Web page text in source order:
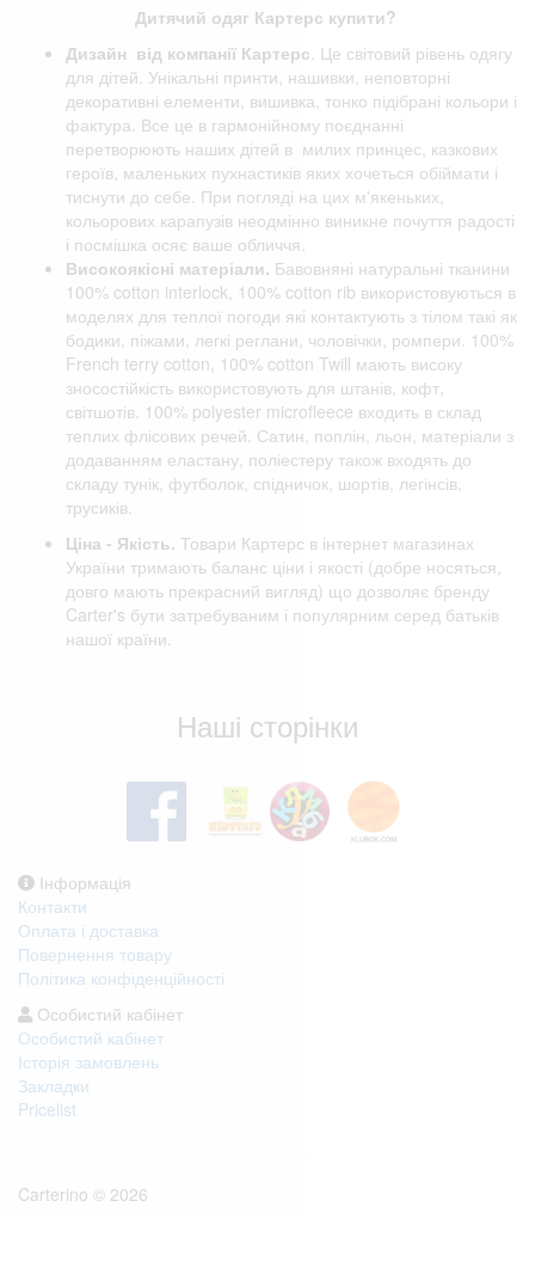
Дитячий одяг Картерс купити?
Дизайн від компанії Картерс . Це світовий рівень одягу
для дітей. Унікальні принти, нашивки, неповторні
декоративні елементи, вишивка, тонко підібрані кольори і
фактура. Все це в гармонійному поєднанні
перетворюють наших дітей в милих принцес, казкових
героїв, маленьких пухнастиків яких хочеться обіймати і
тиснути до себе. При погляді на цих м'якеньких,
кольорових карапузів неодмінно виникне почуття радості
і посмішка осяє ваше обличчя.
Високоякісні матеріали. Бавовняні натуральні тканини
100% cotton interlock, 100% cotton rib використовуються в
моделях для теплої погоди які контактують з тілом такі як
бодики, піжами, легкі реглани, чоловічки, ромпери. 100%
French terry cotton, 100% cotton Twill мають високу
зносостійкість використовують для штанів, кофт,
світшотів. 100% polyester microfleece входить в склад
теплих флісових речей. Сатин, поплін, льон, матеріали з
додаванням еластану, поліестеру також входять до
складу тунік, футболок, спідничок, шортів, легінсів,
трусиків.
Ціна - Якість. Товари Картерс в інтернет магазинах
України тримають баланс ціни і якості (добре носяться,
довго мають прекрасний вигляд) що дозволяє бренду
Carter's бути затребуваним і популярним серед батьків
нашої країни.
Наші сторінки
Інформація
Контакти
Оплата і доставка
Повернення товару
Політика конфіденційності
Особистий кабінет
Особистий кабінет
Історія замовлень
Закладки
Pricelist
Carterino © 2026